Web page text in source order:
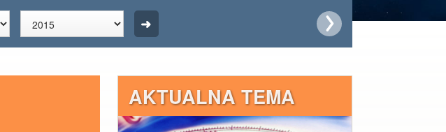
AKTUALNA TEMA